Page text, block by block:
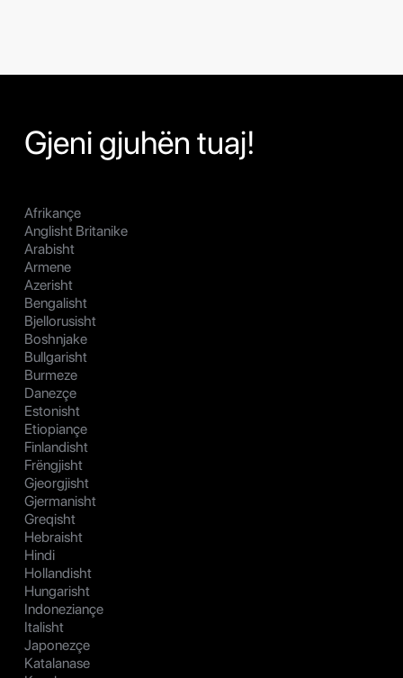
Gjeni gjuhën tuaj!
Afrikançe
Anglisht Britanike
Arabisht
Armene
Azerisht
Bengalisht
Bjellorusisht
Boshnjake
Bullgarisht
Burmeze
Danezçe
Estonisht
Etiopiançe
Finlandisht
Frëngjisht
Gjeorgjisht
Gjermanisht
Greqisht
Hebraisht
Hindi
Hollandisht
Hungarisht
Indoneziançe
Italisht
Japonezçe
Katalanase